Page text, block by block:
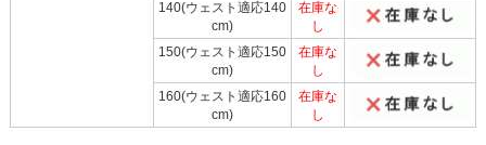
140(ウェスト適応140
cm)
在庫な
し
150(ウェスト適応150
cm)
在庫な
し
160(ウェスト適応160
cm)
在庫な
し